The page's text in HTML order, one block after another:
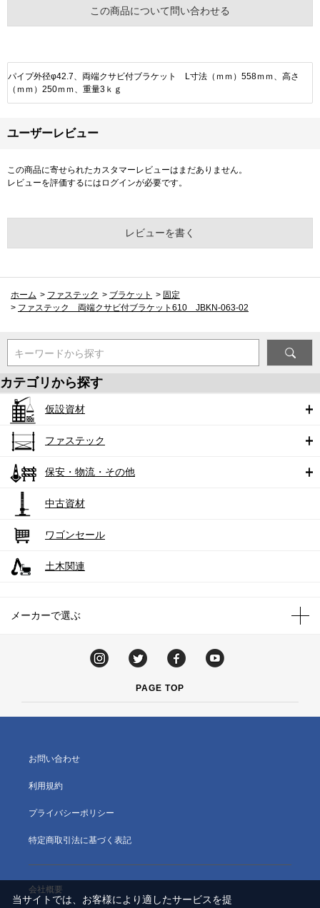
この商品について問い合わせる
パイプ外径φ42.7、両端クサビ付ブラケット L寸法（ｍｍ）558ｍｍ、高さ
（ｍｍ）250ｍｍ、重量3ｋｇ
ユーザーレビュー
この商品に寄せられたカスタマーレビューはまだありません。
レビューを評価するには ログインが必要です。
レビューを書く
ホーム > ファステック > ブラケット > 固定
> ファステック 両端クサビ付ブラケット610 JBKN-063-02
キーワードから探す
カテゴリから探す
仮設資材
ファステック
保安・物流・その他
中古資材
ワゴンセール
土木関連
メーカーで選ぶ
PAGE TOP
お問い合わせ
利用規約
プライバシーポリシー
特定商取引法に基づく表記
会社概要
当サイトでは、お客様により適したサービスを提